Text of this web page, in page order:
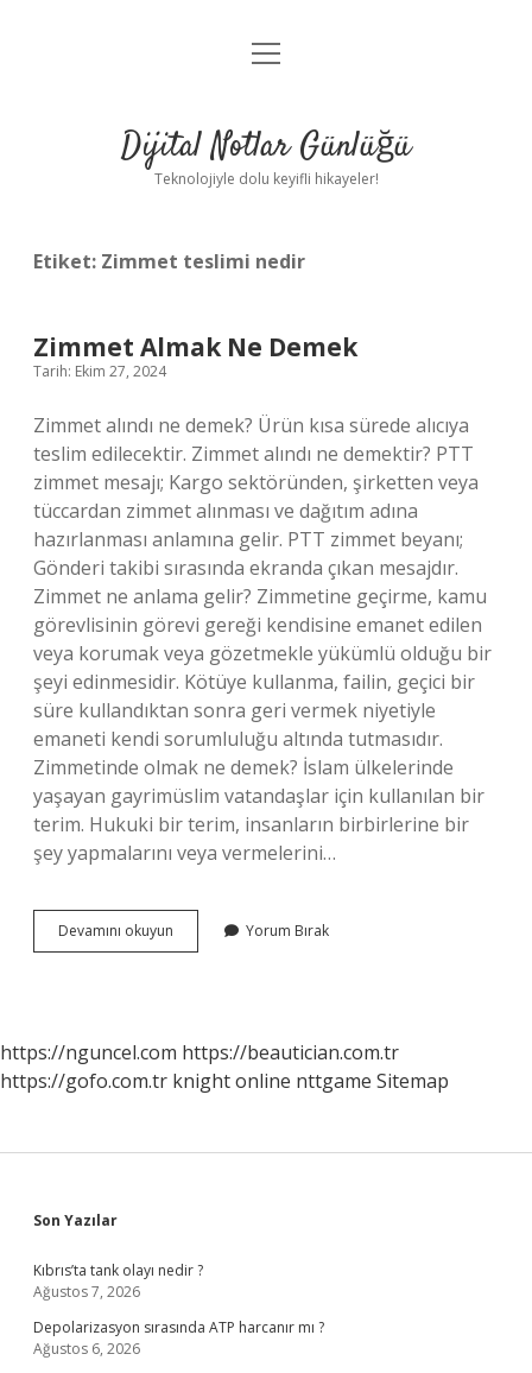
Anasayfa
Yasal Uyarı
menüyü
Dijital Notlar Günlüğü
Teknolojiyle dolu keyifli hikayeler!
Etiket: Zimmet teslimi nedir
Zimmet Almak Ne Demek
Tarih: Ekim 27, 2024
Zimmet alındı ne demek? Ürün kısa sürede alıcıya
teslim edilecektir. Zimmet alındı ​​ne demektir? PTT
zimmet mesajı; Kargo sektöründen, şirketten veya
tüccardan zimmet alınması ve dağıtım adına
hazırlanması anlamına gelir. PTT zimmet beyanı;
Gönderi takibi sırasında ekranda çıkan mesajdır.
Zimmet ne anlama gelir? Zimmetine geçirme, kamu
görevlisinin görevi gereği kendisine emanet edilen
veya korumak veya gözetmekle yükümlü olduğu bir
şeyi edinmesidir. Kötüye kullanma, failin, geçici bir
süre kullandıktan sonra geri vermek niyetiyle
emaneti kendi sorumluluğu altında tutmasıdır.
Zimmetinde olmak ne demek? İslam ülkelerinde
yaşayan gayrimüslim vatandaşlar için kullanılan bir
terim. Hukuki bir terim, insanların birbirlerine bir
şey yapmalarını veya vermelerini…
Devamını okuyun
Almak
Yorum Bırak
https://nguncel.com https://beautician.com.tr
https://gofo.com.tr knight online nttgame Sitemap
Sidebar
Son Yazılar
Kıbrıs’ta tank olayı nedir ?
Ağustos 7, 2026
Depolarizasyon sırasında ATP harcanır mı ?
Ağustos 6, 2026